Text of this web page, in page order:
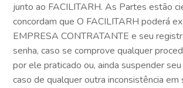
junto ao FACILITARH. As Partes estão
concordam que O FACILITARH poderá
EMPRESA CONTRATANTE e seu
senha, caso se comprove qualquer
por ele praticado ou, ainda suspender
caso de qualquer outra inconsistência em